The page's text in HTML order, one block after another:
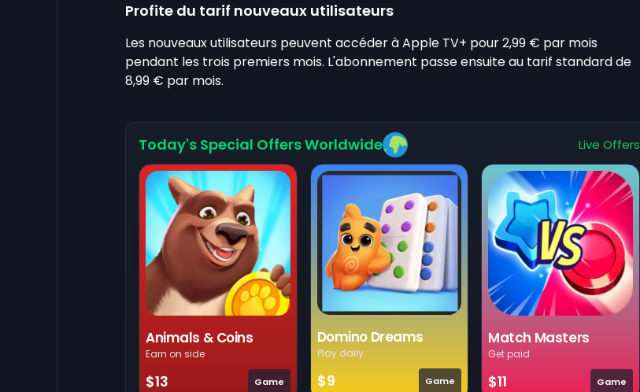
Profite du tarif nouveaux utilisateurs
Les nouveaux utilisateurs peuvent accéder à Apple TV+ pour 2,99 € par mois
pendant les trois premiers mois. L'abonnement passe ensuite au tarif standard de
8,99 € par mois.
Today's Special Offers Worldwide Live Offers
Animals & Coins
Earn on side
$13 Game
Domino Dreams
Play daily
$9 Game
Match Masters
Get paid
$11 Game